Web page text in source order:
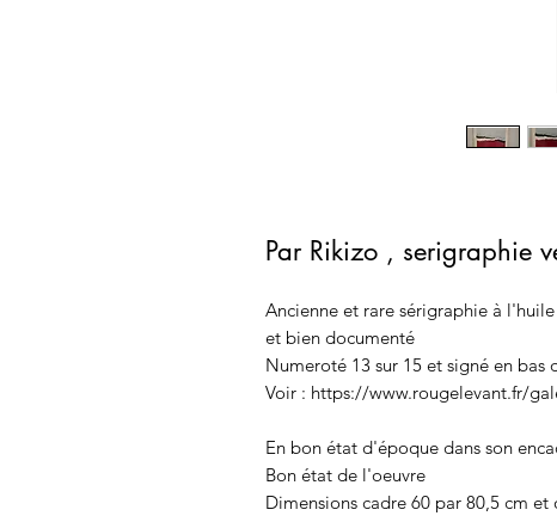
Par Rikizo , serigraphie
Ancienne et rare sérigraphie à
et bien documenté
Numeroté 13 sur 15 et signé en bas
Voir : https://www.rougelevant.fr/
En bon état d'époque dans son
Bon état de l'oeuvre
Dimensions cadre 60 par 80,5 cm et